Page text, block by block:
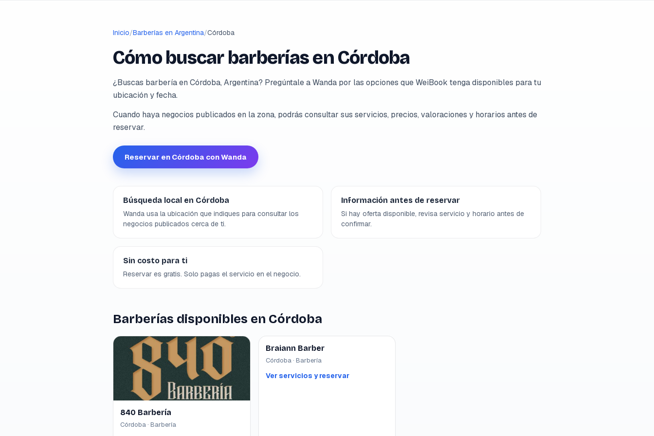
Inicio/Barberías en Argentina/Córdoba
Cómo buscar barberías en Córdoba
¿Buscas barbería en Córdoba, Argentina? Pregúntale a Wanda por las opciones que WeiBook tenga disponibles para tu
ubicación y fecha.
Cuando haya negocios publicados en la zona, podrás consultar sus servicios, precios, valoraciones y horarios antes de
reservar.
Reservar en Córdoba con Wanda
Búsqueda local en Córdoba
Wanda usa la ubicación que indiques para consultar los
negocios publicados cerca de ti.
Información antes de reservar
Si hay oferta disponible, revisa servicio y horario antes de
confirmar.
Sin costo para ti
Reservar es gratis. Solo pagas el servicio en el negocio.
Barberías disponibles en Córdoba
840 Barbería
Córdoba · Barbería
Braiann Barber
Córdoba · Barbería
Ver servicios y reservar